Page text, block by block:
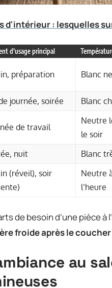
d'intérieur : lesquelles
d’usage principal
préparation Blanc
journée, soirée Blanc
de travail
Neutre
le soir
nuit Blanc
(réveil), soir
Neutre
l’heure
de besoin d’une pièce à
froide après le
au